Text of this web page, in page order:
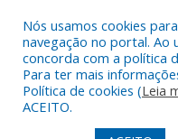
Todos os direitos
Nós usamos cookies
navegação no portal. Ao
concorda com a política
Para ter mais
Política de cookies (Leia
ACEITO.